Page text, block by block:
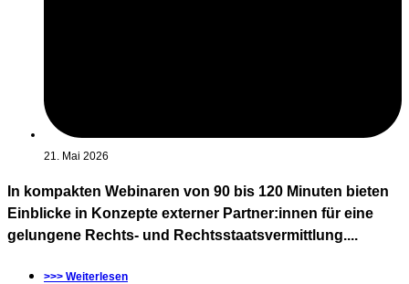
21. Mai 2026
In kompakten Webinaren von 90 bis 120 Minuten bieten
Einblicke in Konzepte externer Partner:innen für eine
gelungene Rechts- und Rechtsstaatsvermittlung....
>>> Weiterlesen